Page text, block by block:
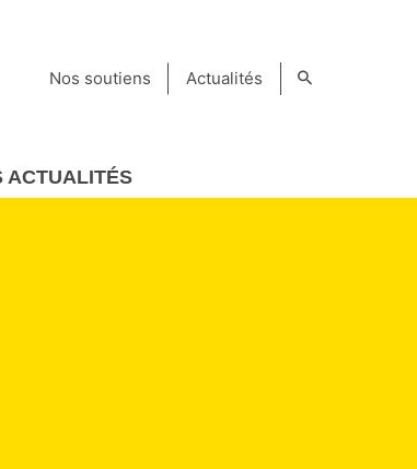
Nos soutiens Actualités
ACTUALITÉS